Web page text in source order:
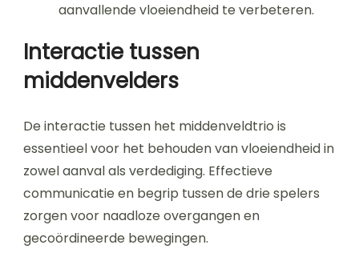
aanvallende vloeiendheid te verbeteren.
Interactie tussen
middenvelders
De interactie tussen het middenveldtrio is
essentieel voor het behouden van vloeiendheid in
zowel aanval als verdediging. Effectieve
communicatie en begrip tussen de drie spelers
zorgen voor naadloze overgangen en
gecoördineerde bewegingen.